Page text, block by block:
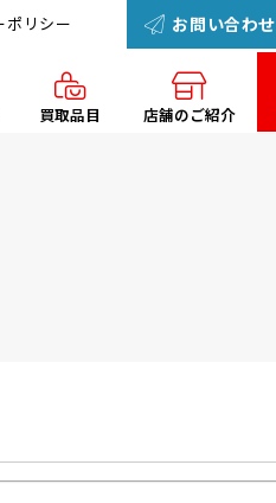
お問い合わせ
ポリシー
買取品目 店舗のご紹介